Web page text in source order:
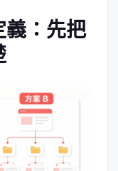
義：先把